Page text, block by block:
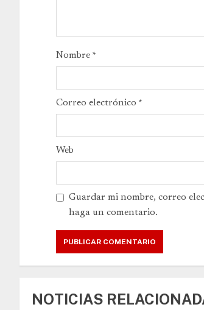
Nombre *
Correo electrónico *
Web
Guardar mi nombre, correo
haga un comentario.
NOTICIAS